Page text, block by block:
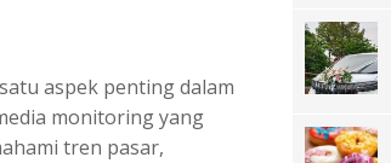
aspek penting dalam
monitoring yang
tren pasar,